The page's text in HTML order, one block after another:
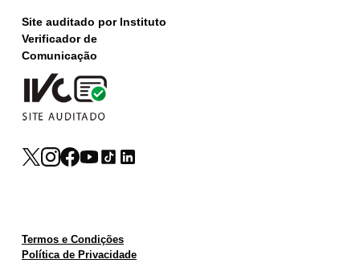
Site auditado por Instituto
Verificador de
Comunicação
Termos e Condições
Política de Privacidade